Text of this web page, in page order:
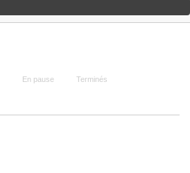
En pause Terminés